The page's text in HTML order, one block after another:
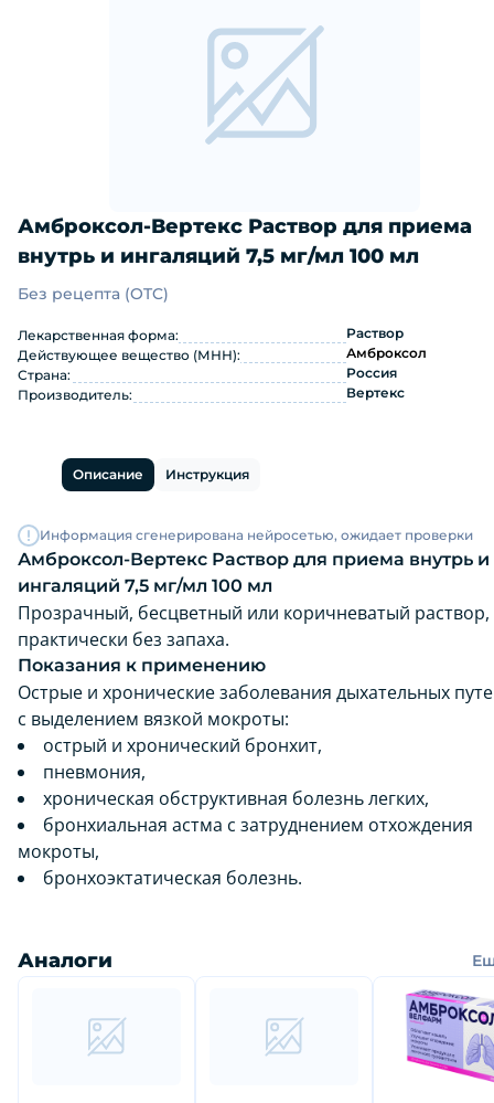
Амброксол-Вертекс Раствор для приема
внутрь и ингаляций 7,5 мг/мл 100 мл
Амброксол-Вертекс Раствор для
Без рецепта (OTC)
Лекарственная форма:
Раствор
Действующее вещество (МНН):
Амброксол
Страна:
Россия
Производитель:
Вертекс
Описание Инструкция
Информация сгенерирована нейросетью, ожидает проверки
Амброксол-Вертекс Раствор для приема внутрь и
ингаляций 7,5 мг/мл 100 мл
Прозрачный, бесцветный или коричневатый раствор,
практически без запаха.
Показания к применению
Острые и хронические заболевания дыхательных
с выделением вязкой мокроты:
острый и хронический бронхит,
пневмония,
хроническая обструктивная болезнь легких,
бронхиальная астма с затруднением отхождения
мокроты,
бронхоэктатическая болезнь.
Аналоги